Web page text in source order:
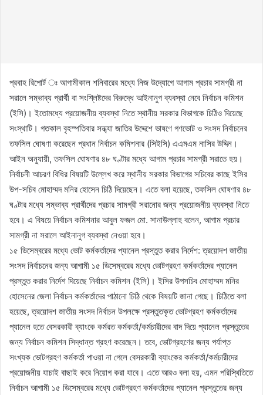
প্রবাহ রিপোর্ট ঃ আগামীকাল শনিবারের মধ্যে নিজ উদ্যোগে আগাম প্রচার সামগ্রী না
সরালে সম্ভাব্য প্রার্থী বা সংশ্লিষ্টদের বিরুদ্ধে আইনানুগ ব্যবস্থা নেবে নির্বাচন কমিশন
(ইসি)। ইতোমধ্যে প্রয়োজনীয় ব্যবস্থা নিতে স্থানীয় সরকার বিভাগকে চিঠিও দিয়েছে
সংস্থাটি। গতকাল বৃহস্পতিবার সন্ধ্যা জাতির উদ্দেশে ভাষণে গণভোট ও সংসদ নির্বাচনের
তফসিল ঘোষণা করেছেন প্রধান নির্বাচন কমিশনার (সিইসি) এএমএম নাসির উদ্দিন।
আইন অনুযায়ী, তফসিল ঘোষণার ৪৮ ঘণ্টার মধ্যে আগাম প্রচার সামগ্রী সরাতে হয়।
নির্বাচনী আচরণ বিধির বিষয়টি উল্লেখ করে স্থানীয় সরকার বিভাগের সচিবের কাছে ইসির
উপ-সচিব মোহাম্মদ মনির হোসেন চিঠি দিয়েছেন। এতে বলা হয়েছে, তফসিল ঘোষণার ৪৮
ঘণ্টার মধ্যে সম্ভাব্য প্রার্থীদের প্রচার সামগ্রী সরানোর জন্য প্রয়োজনীয় ব্যবস্থা নিতে
হবে। এ বিষয়ে নির্বাচন কমিশনার আবুল ফজল মো. সানাউল্লাহ বলেন, আগাম প্রচার
সামগ্রী না সরালে আইনানুগ ব্যবস্থা নেওয়া হবে।
১৫ ডিসেম্বরের মধ্যে ভোট কর্মকর্তাদের প্যানেল প্রস্তুত করার নির্দেশ: ত্রয়োদশ জাতীয়
সংসদ নির্বাচনের জন্য আগামী ১৫ ডিসেম্বরের মধ্যে ভোটগ্রহণ কর্মকর্তাদের প্যানেল
প্রস্তুত করার নির্দেশ দিয়েছে নির্বাচন কমিশন (ইসি)। ইসির উপসচিব মোহাম্মদ মনির
হোসেনের জেলা নির্বাচন কর্মকর্তাদের পাঠানো চিঠি থেকে বিষয়টি জানা গেছে। চিঠিতে বলা
হয়েছে, ত্রয়োদশ জাতীয় সংসদ নির্বাচন উপলক্ষে প্রস্তুতকৃত ভোটগ্রহণ কর্মকর্তাদের
প্যানেল হতে বেসরকারী ব্যাংকে কর্মরত কর্মকর্তা/কর্মচারীদের বাদ দিয়ে প্যানেল প্রস্তুতের
জন্য নির্বাচন কমিশন সিদ্ধান্ত গ্রহণ করেছেন। তবে, ভোটগ্রহণের জন্য পর্যাপ্ত
সংখ্যক ভোটগ্রহণ কর্মকর্তা পাওয়া না গেলে বেসরকারী ব্যাংকের কর্মকর্তা/কর্মচারীদের
প্রয়োজনীয় যাচাই বাছাই করে নিয়োগ করা যাবে। এতে আরও বলা হয়, এমন পরিস্থিতিতে
নির্বাচন আগামী ১৫ ডিসেম্বরের মধ্যে ভোটগ্রহণ কর্মকর্তাদের প্যানেল প্রস্তুতের জন্য